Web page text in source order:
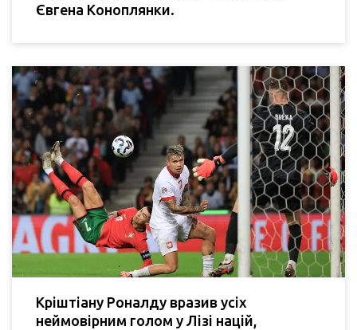
Євгена Коноплянки.
Кріштіану Роналду вразив усіх
неймовірним голом у Лізі націй,